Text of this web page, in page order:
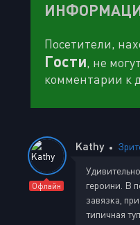
Посетители,
Гости, не
комментарии к
Офлайн
Kathy
героини. В
завязка,
типичная